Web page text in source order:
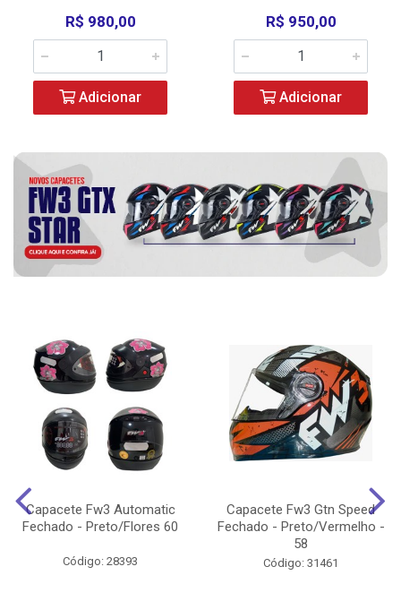
R$ 980,00
Adicionar
R$ 950,00
Adicionar
Capacete Fw3 Automatic
Fechado - Preto/Flores 60
Código: 28393
Capacete Fw3 Gtn Speed
Fechado - Preto/Vermelho -
58
Código: 31461